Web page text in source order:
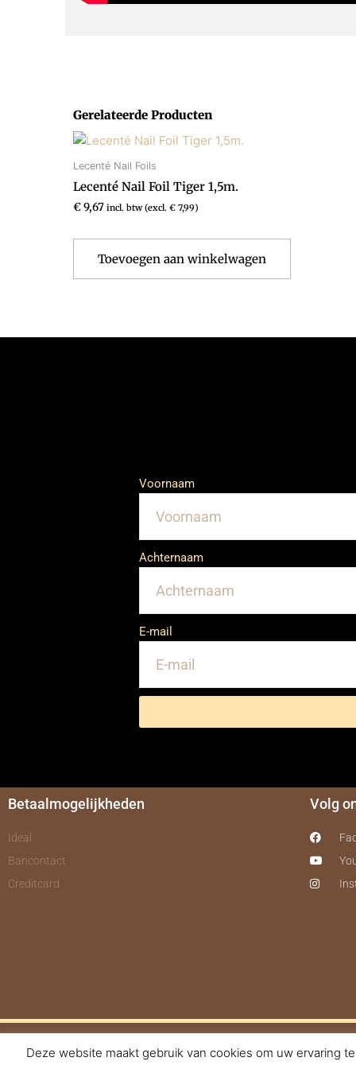
Gerelateerde Producten
Lecenté Nail Foils
Lecenté Nail Foil Tiger 1,5m.
€9,67 incl. btw (excl. € 7,99)
Toevoegen aan winkelwagen
Voornaam
Achternaam
E-mail
Betaalmogelijkheden
Ideal
Bancontact
Creditcard
Volg
Deze website maakt gebruik van cookies om uw ervaring